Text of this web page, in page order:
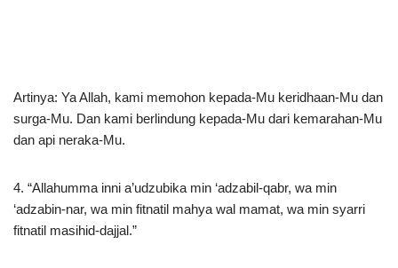
Artinya: Ya Allah, kami memohon kepada-Mu keridhaan-Mu dan
surga-Mu. Dan kami berlindung kepada-Mu dari kemarahan-Mu
dan api neraka-Mu.
4. “Allahumma inni a’udzubika min ‘adzabil-qabr, wa min
‘adzabin-nar, wa min fitnatil mahya wal mamat, wa min syarri
fitnatil masihid-dajjal.”